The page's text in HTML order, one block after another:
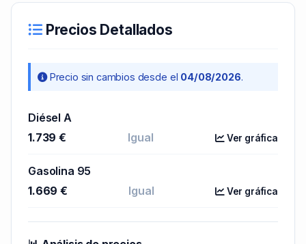
Precios Detallados
Precio sin cambios desde el 04/08/2026.
Diésel A
1.739 €
Igual Ver gráfica
Gasolina 95
1.669 €
Igual Ver gráfica